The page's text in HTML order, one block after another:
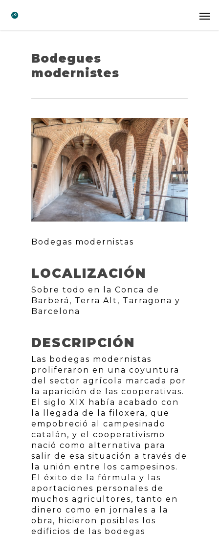
Bodegues
modernistes
Bodegas modernistas
LOCALIZACIÓN
Sobre todo en la Conca de
Barberá, Terra Alt, Tarragona y
Barcelona
DESCRIPCIÓN
Las bodegas modernistas
proliferaron en una coyuntura
del sector agrícola marcada por
la aparición de las cooperativas.
El siglo XIX había acabado con
la llegada de la filoxera, que
empobreció al campesinado
catalán, y el cooperativismo
nació como alternativa para
salir de esa situación a través de
la unión entre los campesinos.
El éxito de la fórmula y las
aportaciones personales de
muchos agricultores, tanto en
dinero como en jornales a la
obra, hicieron posibles los
edificios de las bodegas